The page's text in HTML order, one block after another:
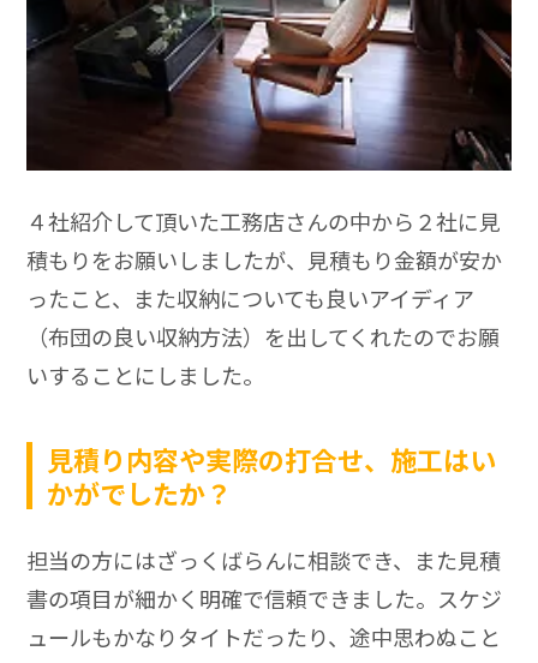
４社紹介して頂いた工務店さんの中から２社に見
積もりをお願いしましたが、見積もり金額が安か
ったこと、また収納についても良いアイディア
（布団の良い収納方法）を出してくれたのでお願
いすることにしました。
見積り内容や実際の打合せ、施工はい
かがでしたか？
担当の方にはざっくばらんに相談でき、また見積
書の項目が細かく明確で信頼できました。スケジ
ュールもかなりタイトだったり、途中思わぬこと